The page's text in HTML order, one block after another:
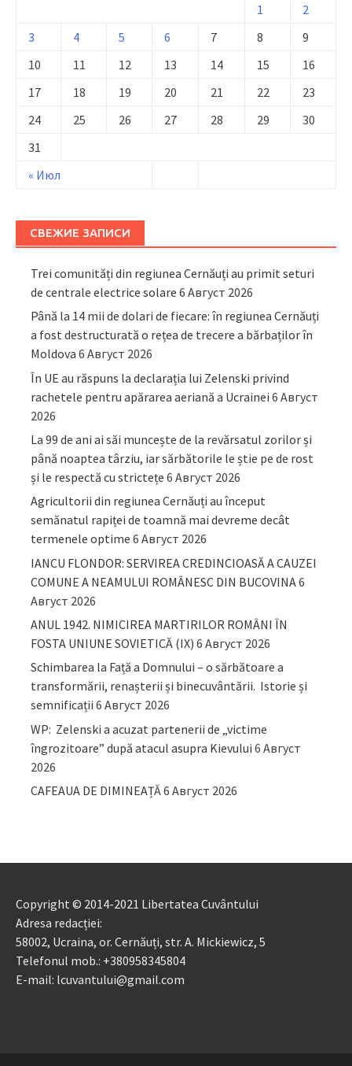
« Июл
1
2
3
4 5 6 7 8
9
10
11 12 13 14 15
16
17
18 19 20 21 22
23
24
25 26 27 28 29
30
31
СВЕЖИЕ ЗАПИСИ
Trei comunități din regiunea Cernăuți au primit seturi
de centrale electrice solare 6 Август 2026
Până la 14 mii de dolari de fiecare: în regiunea Cernăuți
a fost destructurată o rețea de trecere a bărbaților în
Moldova 6 Август 2026
În UE au răspuns la declarația lui Zelenski privind
rachetele pentru apărarea aeriană a Ucrainei 6 Август
2026
La 99 de ani ai săi muncește de la revărsatul zorilor și
până noaptea târziu, iar sărbătorile le știe pe de rost
și le respectă cu strictețe 6 Август 2026
Agricultorii din regiunea Cernăuți au început
semănatul rapiței de toamnă mai devreme decât
termenele optime 6 Август 2026
IANCU FLONDOR: SERVIREA CREDINCIOASĂ A CAUZEI
COMUNE A NEAMULUI ROMÂNESC DIN BUCOVINA6
Август 2026
ANUL 1942. NIMICIREA MARTIRILOR ROMÂNI ÎN
FOSTA UNIUNE SOVIETICĂ (IX) 6 Август 2026
Schimbarea la Față a Domnului – o sărbătoare a
transformării, renașterii și binecuvântării. Istorie și
semnificații 6 Август 2026
WP: Zelenski a acuzat partenerii de „victime
îngrozitoare” după atacul asupra Kievului 6 Август
2026
CAFEAUA DE DIMINEAȚĂ6 Август 2026
Copyright © 2014-2021 Libertatea Cuvântului
Adresa redacției:
58002, Ucraina, or. Cernăuți, str. A. Mickiewicz, 5
Telefonul mob.: +380958345804
E-mail: lcuvantului@gmail.com